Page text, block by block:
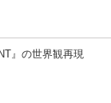
』の世界観再現